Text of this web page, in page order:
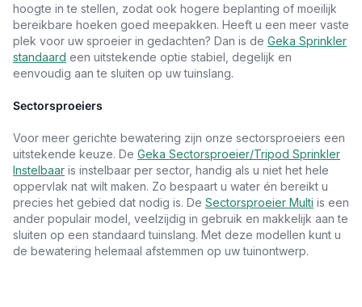
hoogte in te stellen, zodat ook hogere beplanting of moeilijk
bereikbare hoeken goed meepakken. Heeft u een meer vaste
plek voor uw sproeier in gedachten? Dan is de Geka Sprinkler
standaard een uitstekende optie stabiel, degelijk en
eenvoudig aan te sluiten op uw tuinslang.
Sectorsproeiers
Voor meer gerichte bewatering zijn onze sectorsproeiers een
uitstekende keuze. De Geka Sectorsproeier/Tripod Sprinkler
Instelbaar is instelbaar per sector, handig als u niet het hele
oppervlak nat wilt maken. Zo bespaart u water én bereikt u
precies het gebied dat nodig is. De Sectorsproeier Multi is een
ander populair model, veelzijdig in gebruik en makkelijk aan te
sluiten op een standaard tuinslang. Met deze modellen kunt u
de bewatering helemaal afstemmen op uw tuinontwerp.